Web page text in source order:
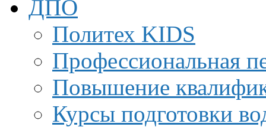
ДПО
Политех KIDS
Профессиональная
Повышение
Курсы подготовки